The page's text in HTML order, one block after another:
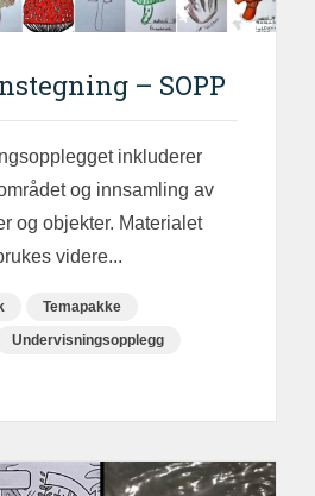
– SOPP
inkluderer
og innsamling av
og objekter. Materialet
videre...
Temapakke
Undervisningsopplegg